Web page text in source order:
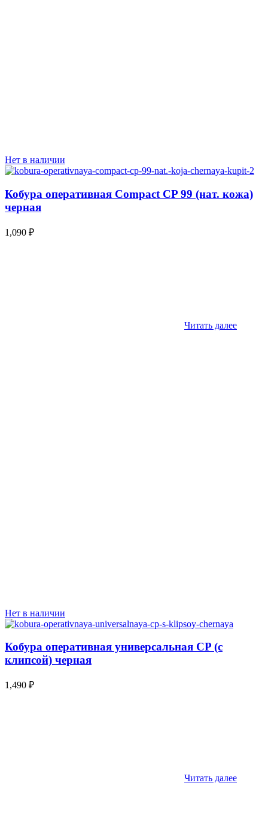
Нет в наличии
Кобура оперативная Compact CP 99 (нат. кожа)
черная
1,090 ₽
Читать далее
Нет в наличии
Кобура оперативная универсальная CP (с
клипсой) черная
1,490 ₽
Читать далее